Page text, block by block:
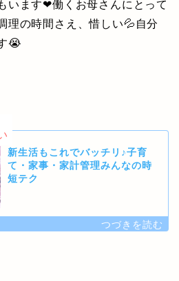
います❤働くお母さんにとって
理の時間さえ、惜しい💦自分
😭
新生活もこれでバッチリ♪子育
て・家事・家計管理みんなの時
短テク